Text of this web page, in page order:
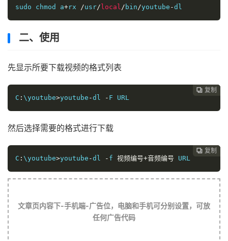
sudo chmod a+rx /usr/ local/ bin/youtube -dl
二、使用
先显示所要下载视频的格式列表
 复制
 复制
 复制
 复制
C : \youtube>youtube -dl - F URL
然后选择需要的格式进行下载
 复制
 复制
 复制
C : \youtube>youtube -dl - f 视频编号+音频编号 URL
文章页内容下-手机端-广告位，电脑和手机可分别设置，可放
任何广告代码